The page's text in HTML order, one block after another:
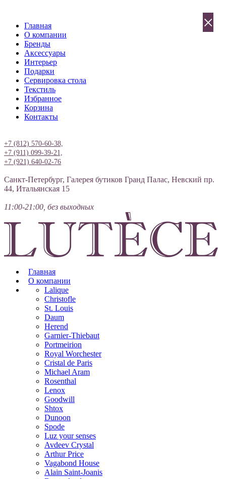
Главная
О компании
Бренды
Аксессуары
Интерьер
Подарки
Сервировка стола
Текстиль
Избранное
Корзина
Контакты
+7 (812) 570-60-38,
+7 (911) 099-39-21,
+7 (921) 640-02-76
Санкт-Петербург, Галерея бутиков Гранд Палас, Невский пр.
44, Итальянская 15
11:00-21:00, без выходных
Главная
О компании
Lalique
Christofle
St. Louis
Daum
Herend
Garnier-Thiebaut
Portmeirion
Royal Worchester
Cristal de Paris
Michael Aram
Rosenthal
Lenox
Goodwill
Shtox
Dunoon
Spode
Luz your senses
Avdeev Crystal
Arthur Price
Vagabond House
Alain Saint-Joanis
×